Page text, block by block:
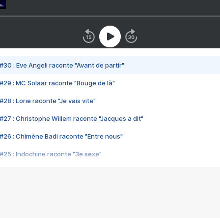
#30 : Eve Angeli raconte "Avant de partir"
#29 : MC Solaar raconte "Bouge de là"
#28 : Lorie raconte "Je vais vite"
#27 : Christophe Willem raconte "Jacques a dit"
#26 : Chimène Badi raconte "Entre nous"
#25 : Indochine raconte "3e sexe"